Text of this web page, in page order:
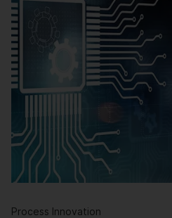
Process Innovation